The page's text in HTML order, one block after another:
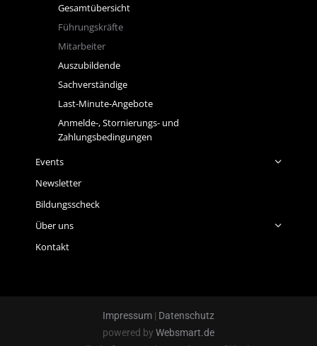
Gesamtübersicht
Führungskräfte
Mitarbeiter
Auszubildende
Sachverständige
Last-Minute-Angebote
Anmelde-, Stornierungs- und
Zahlungsbedingungen
Events
Newsletter
Bildungsscheck
Über uns
Kontakt
Impressum | Datenschutz
powered by Websmart.de